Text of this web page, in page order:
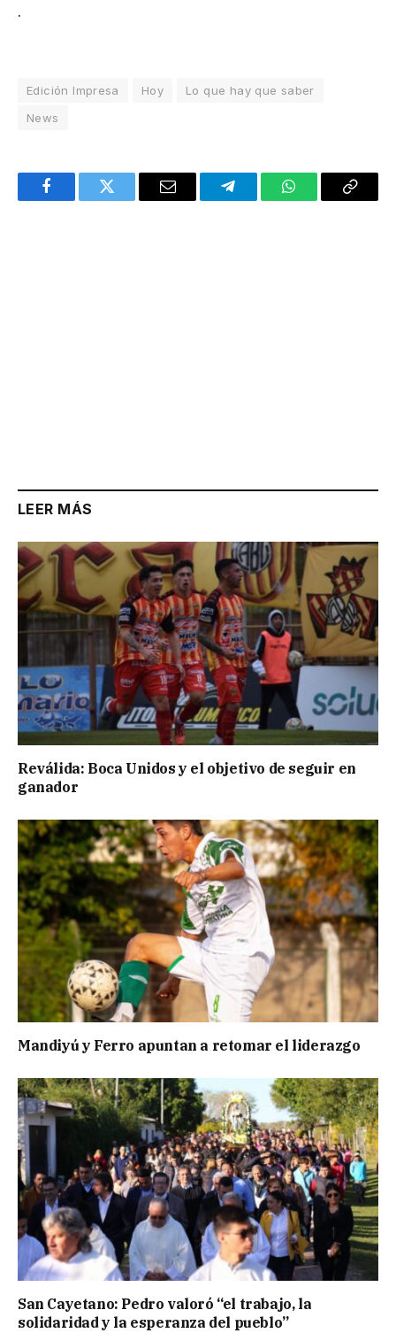
.
Edición Impresa Hoy
Lo que hay que saber
News
FacebookTwitter Email TelegramWhatsAppCopy
LEER MÁS
Reválida: Boca Unidos y el objetivo de seguir en
ganador
Mandiyú y Ferro apuntan a retomar el liderazgo
San Cayetano: Pedro valoró “el trabajo, la
solidaridad y la esperanza del pueblo”